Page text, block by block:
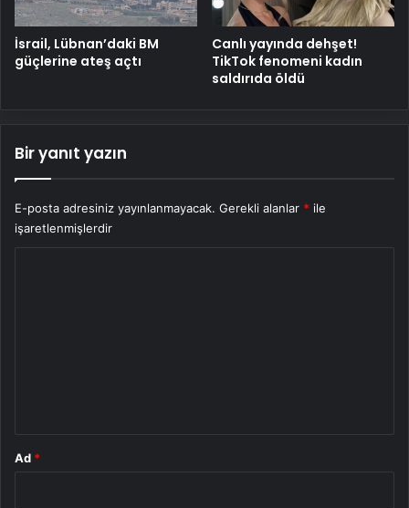
İsrail, Lübnan’daki BM
güçlerine ateş açtı
Canlı yayında dehşet!
TikTok fenomeni kadın
saldırıda öldü
Bir yanıt yazın
E-posta adresiniz yayınlanmayacak. Gerekli alanlar * ile
işaretlenmişlerdir
Ad *